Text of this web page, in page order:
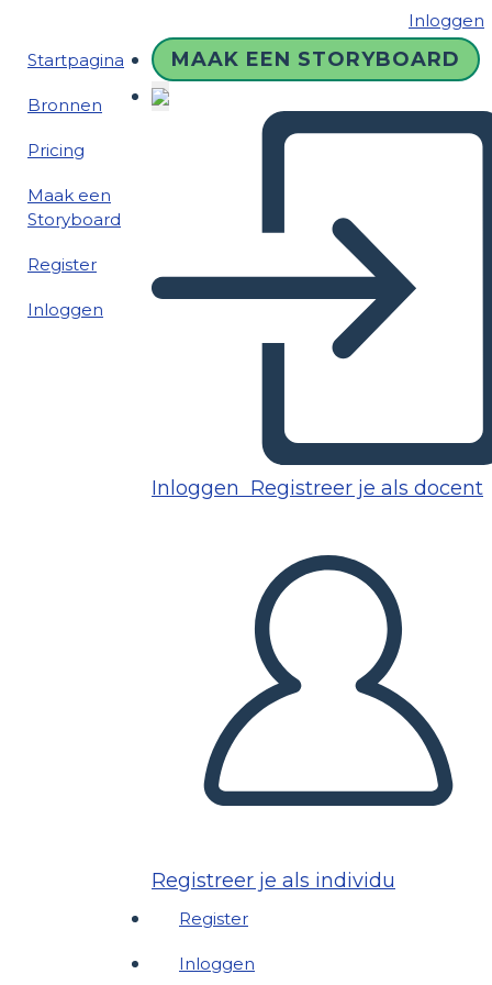
Inloggen
Startpagina
Bronnen
Pricing
Maak een
Storyboard
Register
Inloggen
MAAK EEN STORYBOARD
Inloggen Registreer je als docent
Registreer je als individu
Register
Inloggen